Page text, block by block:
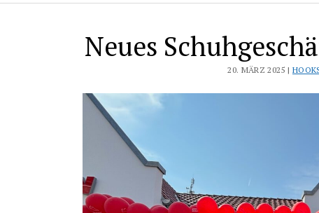
Neues
20. MÄRZ 2025 |